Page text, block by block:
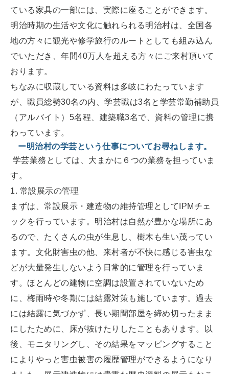
ている家具の一部には、実際に座ることができます。
明治時期の生活や文化に触れられる明治村は、全国各
地の方々に観光や修学旅行のルートとしても組み込ん
でいただき、年間40万人を超える方々にご来村頂いて
おります。
ちなみに収蔵している資料は多岐にわたっています
が、職員総勢30名の内、学芸職は3名と学芸常勤補助員
（アルバイト）5名程、建築職3名で、資料の管理に携
わっています。
ー明治村の学芸という仕事についてお尋ねします。
学芸業務としては、大まかに６つの業務を担っていま
す。
1. 常設展示の管理
まずは、常設展示・建造物の維持管理としてIPMチェ
ックを行っています。明治村は自然が豊かな場所にあ
るので、たくさんの虫が生息し、樹木も生い茂ってい
ます。文化財害虫の他、来村者が不快に感じる害虫な
どが大量発生しないよう日常的に管理を行っていま
す。ほとんどの建物に空調は設置されていないため
に、梅雨時や冬期には結露対策も施しています。過去
には結露に気づかず、長い期間部屋を締め切ったまま
にしたために、床が抜けたりしたこともあります。以
後、モニタリングし、その結果をマッピングすること
によりやっと害虫被害の履歴管理ができるようになり